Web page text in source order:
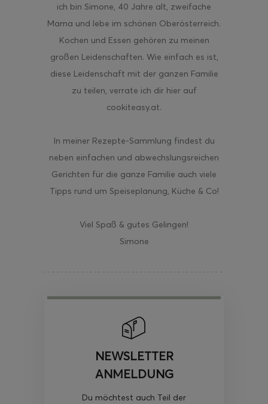
ich bin Simone, 40 Jahre alt, zweifache
Mama und lebe im schönen Oberösterreich.
Kochen und Essen gehören zu meinen
großen Leidenschaften. Wie einfach es ist,
diese Leidenschaft mit der ganzen Familie
zu teilen, verrate ich dir hier auf
cookiteasy.at.
In meiner Rezepte-Sammlung findest du
neben einfachen und abwechslungsreichen
Gerichten für die ganze Familie auch viele
Tipps rund um Speiseplanung, Küche & Co!
Viel Spaß & gutes Gelingen!
Simone
NEWSLETTER
ANMELDUNG
Du möchtest auch Teil der